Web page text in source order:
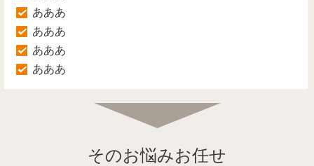
あああ
あああ
あああ
あああ
そのお悩みお任せ